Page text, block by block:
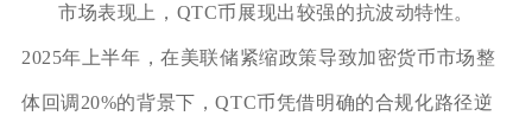
市场表现上，QTC币展现出较强的抗波动特性。
2025年上半年，在美联储紧缩政策导致加密货币市场整
体回调20%的背景下，QTC币凭借明确的合规化路径逆